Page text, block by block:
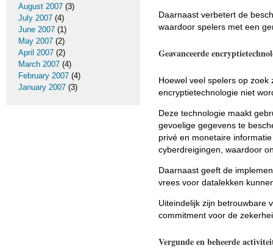
Daarnaast verbetert de
waardoor spelers met een
Geavanceerde
Hoewel veel spelers op
encryptietechnologie niet
Deze technologie maakt
gevoelige gegevens te
privé en monetaire
cyberdreigingen, waardoor
Daarnaast geeft de
vrees voor datalekken
Uiteindelijk zijn betrouwbare
commitment voor de
Vergunde en beheerde
August 2007 (3)
July 2007 (4)
June 2007 (1)
May 2007 (2)
April 2007 (2)
March 2007 (4)
February 2007 (4)
January 2007 (3)